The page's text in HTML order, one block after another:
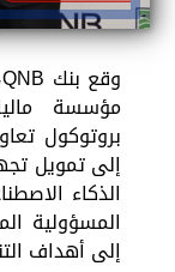
مؤسسة
بروتوكول
إلى تمويل
الذكاء
المسؤولية
إلى أهداف